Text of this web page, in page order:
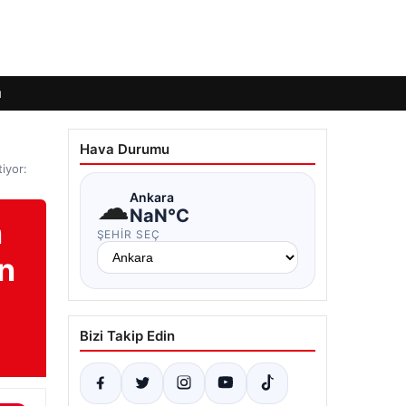
Hava Durumu
☁Ankara
NaN°C
ŞEHIR SEÇ
Bizi Takip Edin